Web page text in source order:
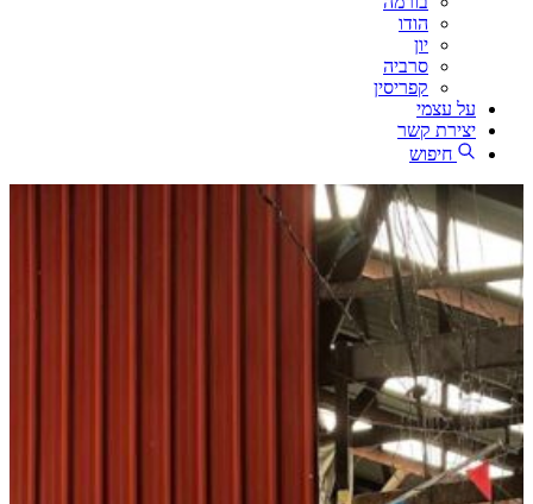
הודו
סרביה
קפריסין
על עצמי
יצירת קשר
חיפוש